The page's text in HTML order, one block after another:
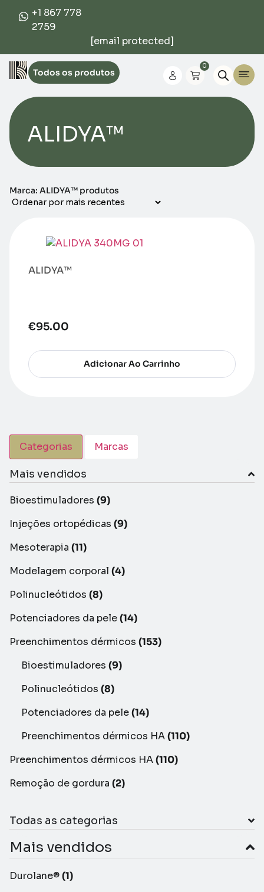
+1 867 778
2759
[email protected]
Todos os produtos
0
ALIDYA™
Categorias Marcas
Mais vendidos
Bioestimuladores (9)
Injeções ortopédicas (9)
Mesoterapia (11)
Modelagem corporal (4)
Polinucleótidos (8)
Potenciadores da pele(14)
Preenchimentos dérmicos (153)
Bioestimuladores (9)
Polinucleótidos (8)
Potenciadores da pele(14)
Preenchimentos dérmicos HA(110)
Preenchimentos dérmicos HA(110)
Remoção de gordura (2)
Todas as categorias
Mais vendidos
Durolane®(1)
Marca: ALIDYA™ produtos
ALIDYA™
€95.00
Adicionar Ao Carrinho